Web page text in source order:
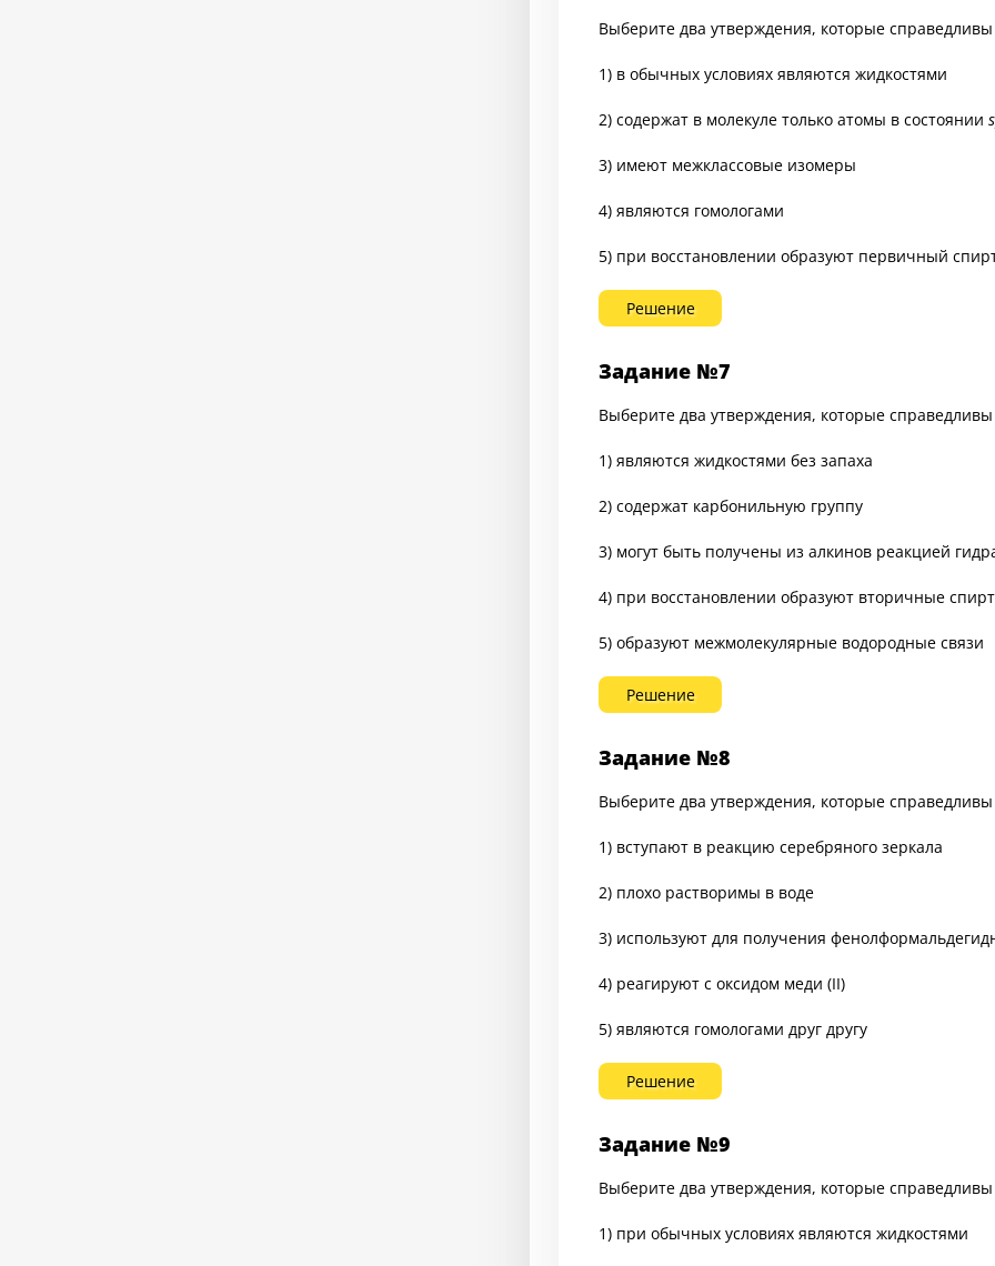
Выберите два утверждения, которые
1) в обычных условиях являются жидкостями
2) содержат в молекуле только атомы в состоянии
3) имеют межклассовые изомеры
4) являются гомологами
5) при восстановлении образуют первичный
Решение
Задание №7
Выберите два утверждения, которые
1) являются жидкостями без запаха
2) содержат карбонильную группу
3) могут быть получены из алкинов реакцией
4) при восстановлении образуют вторичные
5) образуют межмолекулярные водородные связи
Решение
Задание №8
Выберите два утверждения, которые
1) вступают в реакцию серебряного зеркала
2) плохо растворимы в воде
3) используют для получения
4) реагируют с оксидом меди (II)
5) являются гомологами друг другу
Решение
Задание №9
Выберите два утверждения, которые
1) при обычных условиях являются жидкостями